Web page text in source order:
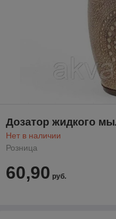
Дозатор жидкого
Нет в наличии
Розница
60,90 руб.